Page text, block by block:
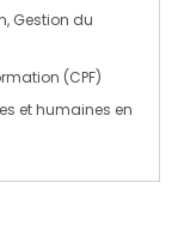
Gestion du
(CPF)
ethumaines en